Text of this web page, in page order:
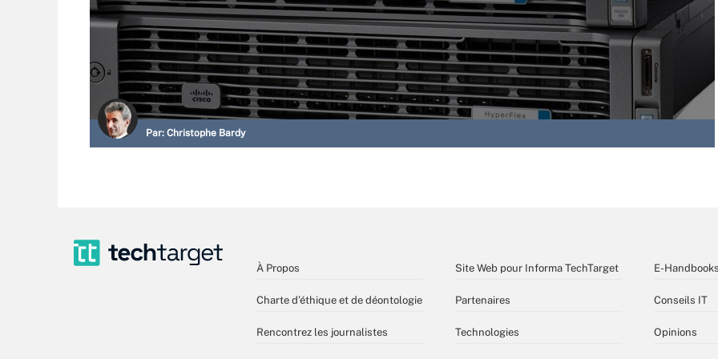
Par: Christophe Bardy
À Propos
Charte d’éthique et de déontologie
Rencontrez les journalistes
Site Web pour Informa TechTarget
Partenaires
Technologies
E-
Conseils IT
Opinions